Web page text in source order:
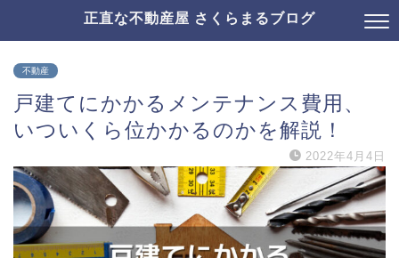
正直な不動産屋 さくらまるブログ
不動産
戸建てにかかるメンテナンス費用、
いついくら位かかるのかを解説！
2022年4月4日